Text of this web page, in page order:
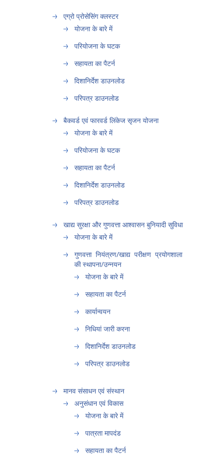
एग्रो प्रोसेसिंग क्लस्टर
योजना के बारे में
परियोजना के घटक
सहायता का पैटर्न
दिशानिर्देश डाउनलोड
परिपत्र डाउनलोड
बैकवर्ड एवं फारवर्ड लिंकेज सृजन योजना
योजना के बारे में
परियोजना के घटक
सहायता का पैटर्न
दिशानिर्देश डाउनलोड
परिपत्र डाउनलोड
खाद्य सुरक्षा और गुणवत्ता आश्वासन बुनियादी सुविधा
योजना के बारे में
गुणवत्ता नियंत्रण/खाद्य परीक्षण प्रयोगशाला
की स्थापना/उन्नयन
योजना के बारे में
सहायता का पैटर्न
कार्यान्वयन
निधियां जारी करना
दिशानिर्देश डाउनलोड
परिपत्र डाउनलोड
मानव संसाधन एवं संस्थान
अनुसंधान एवं विकास
योजना के बारे में
पात्रता मापदंड
सहायता का पैटर्न